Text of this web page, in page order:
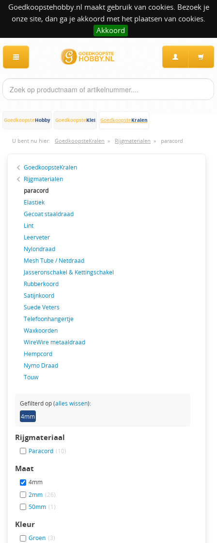
Goedkoopstehobby.nl maakt gebruik van cookies. Bezoek je
onze site, dan ga je akkoord met het plaatsen van cookies.
Akkoord
GoedkoopsteHobby GoedkoopsteKlei GoedkoopsteKralen
U bent nu hier: GoedkoopsteKralen » Rijgmaterialen » paracord
GoedkoopsteKralen
Rijgmaterialen
paracord
Elastiek
Gecoat staaldraad
Lint
Leerveter
Nylondraad
Mesh Tube / Netdraad
Jasseronschakel & Kettingschakel
Rubberkoord
Satijnkoord
Suede Veters
Telefoonhangertje
Waxkoorden
WireWire metaaldraad
Hempcord
Nymo Draad
Touw
Gefilterd op (alles wissen):
4mm
Rijgmateriaal
Paracord (10)
Maat
4mm
2mm (26)
50mm (1)
Kleur
Groen (3)